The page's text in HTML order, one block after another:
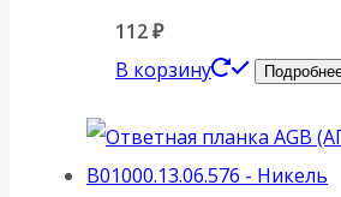
112₽
В корзину